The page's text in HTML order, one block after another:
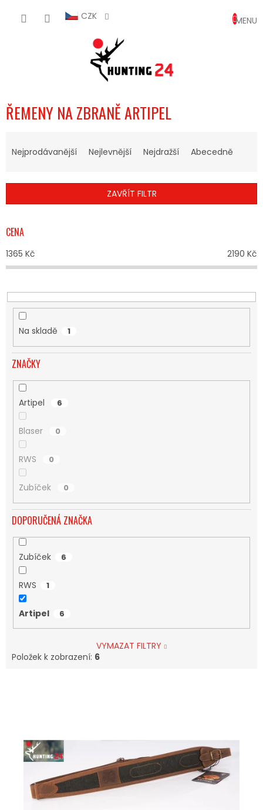
CZK
KOŠÍK
ŘEMENY NA ZBRANĚ ARTIPEL
N
Í
R
O
D
U
T
Ů
Nejprodávanější Nejlevnější Nejdražší Abecedně
ZAVŘÍT FILTR
CENA
1365 Kč 2190 Kč
Na skladě 1
ZNAČKY
Artipel 6
Blaser 0
RWS 0
Zubíček 0
DOPORUČENÁ ZNAČKA
Zubíček 6
RWS 1
Artipel 6
VYMAZAT FILTRY
Položek k zobrazení: 6